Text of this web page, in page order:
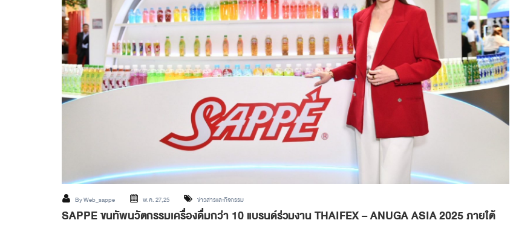
ByWeb_sappe พ.ค. 27,25 ข่าวสารและกิจกรรม
SAPPE ขนทัพนวัตกรรมเครื่องดื่มกว่า 10 แบรนด์ร่วมงาน THAIFEX – ANUGA ASIA 2025 ภายใต้